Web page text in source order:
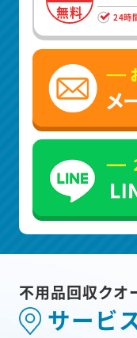
無料 24時
不用品回収クオ
サービ